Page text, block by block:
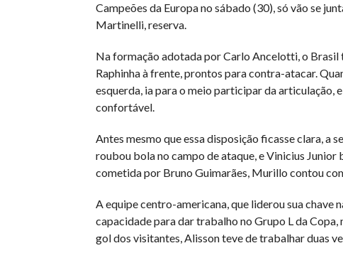
Campeões da Europa no sábado (30), só vão se
Martinelli, reserva.
Na formação adotada por Carlo Ancelotti, o Brasil
Raphinha à frente, prontos para contra-atacar.
esquerda, ia para o meio participar da articulação,
confortável.
Antes mesmo que essa disposição ficasse clara, a
roubou bola no campo de ataque, e Vinicius
cometida por Bruno Guimarães, Murillo contou
A equipe centro-americana, que liderou sua chave
capacidade para dar trabalho no Grupo L da
gol dos visitantes, Alisson teve de trabalhar duas